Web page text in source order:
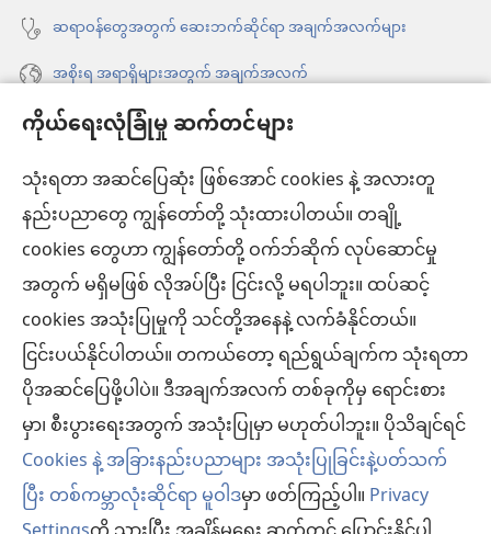
ကိုယ်ရေးလုံခြုံမှု ဆက်တင်များ
သုံးရတာ အဆင်ပြေဆုံး ဖြစ်အောင် cookies နဲ့ အလားတူ
နည်းပညာတွေ ကျွန်တော်တို့ သုံးထားပါတယ်။ တချို့
cookies တွေဟာ ကျွန်တော်တို့ ဝက်ဘ်ဆိုက် လုပ်ဆောင်မှု
အတွက် မရှိမဖြစ် လိုအပ်ပြီး ငြင်းလို့ မရပါဘူး။ ထပ်ဆင့်
cookies အသုံးပြုမှုကို သင်တို့အနေနဲ့ လက်ခံနိုင်တယ်။
ငြင်းပယ်နိုင်ပါတယ်။ တကယ်တော့ ရည်ရွယ်ချက်က သုံးရတာ
ပိုအဆင်ပြေဖို့ပါပဲ။ ဒီအချက်အလက် တစ်ခုကိုမှ ရောင်းစား
မှာ၊ စီးပွားရေးအတွက် အသုံးပြုမှာ မဟုတ်ပါဘူး။ ပိုသိချင်ရင်
Cookies နဲ့ အခြားနည်းပညာများ အသုံးပြုခြင်းနဲ့ပတ်သက်
ပြီး တစ်ကမ္ဘာလုံးဆိုင်ရာ မူဝါဒမှာ ဖတ်ကြည့်ပါ။Privacy
ဆရာဝန်တွေအတွက် ဆေးဘက်ဆိုင်ရာ အချက်အလက်များ
အစိုးရ အရာရှိများအတွက် အချက်အလက်
အကူအညီ
အလှူငွေ
(window
အသစ်
ဖွ
င့်
နေ
ပါ
တယ်)
ကင်းမျှော်စင် အွန်လိုင်းစာကြည့်တိုက်™
(window
အသစ်
ဖွ
င့်
နေ
ပါ
တယ်)
JW Hub®
(window
အသစ်
ဖွ
င့်
နေ
ပါ
တယ်)
JW Library®
ကင်းမျှော်စင် စာကြည့်တိုက်